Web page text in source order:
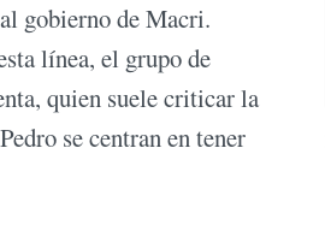
gobierno de Macri.
línea, el grupo de
quien suele criticar la
se centran en tener